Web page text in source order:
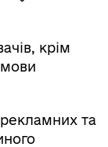
крім
та